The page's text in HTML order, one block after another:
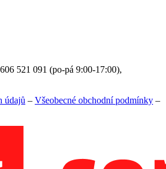
606 521 091 (po-pá 9:00-17:00),
údajů – Všeobecné obchodní podmínky –